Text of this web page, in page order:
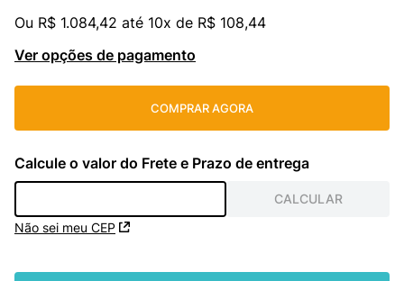
Ou R$ 1.084,42 até 10x de R$ 108,44
Ver opções de pagamento
COMPRAR AGORA
Não sei meu CEP
9º cassete
10º fujitsu